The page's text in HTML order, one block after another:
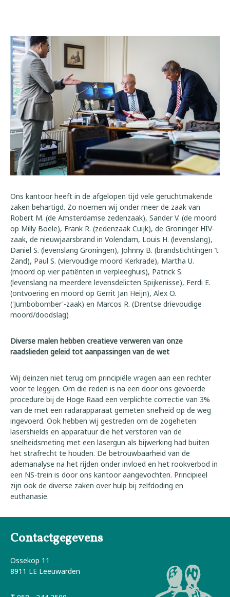
Ons kantoor heeft in de afgelopen tijd vele geruchtmakende
zaken behartigd. Zo noemen wij onder meer de zaak van
Robert M. (de Amsterdamse zedenzaak), Sander V. (de moord
op Milly Boele), Frank R. (zedenzaak Cuijk), de Groninger HIV-
zaak, de nieuwjaarsbrand in Volendam, Louis H. (levenslang),
Daniël S. (levenslang Groningen), Johnny B. (brandstichtingen ’t
Zand), Paul S. (viervoudige moord Kerkrade), Martha U.
(moord op vier patiënten in verpleeghuis), Patrick S.
(levenslang na meerdere levensdelicten Spijkenisse), Ferdi E.
(ontvoering en moord op Gerrit Jan Heijn), Alex O.
('Jumbobomber'-zaak) en Marcos R. (Drentse drievoudige
moord/doodslag)
Diverse malen hebben creatieve verweren van onze
raadslieden geleid tot aanpassingen van de wet
Wij deinzen niet terug om principiële vragen aan een rechter
voor te leggen. Om die reden is na een door ons gevoerde
procedure bij de Hoge Raad een verplichte correctie van 3%
van de met een radarapparaat gemeten snelheid op de weg
ingevoerd. Ook hebben wij gestreden om de zogeheten
lasershields en apparatuur die het verstoren van de
snelheidsmeting met een lasergun als bijwerking had buiten
het strafrecht te houden. De betrouwbaarheid van de
ademanalyse na het rijden onder invloed en het rookverbod in
een NS-trein is door ons kantoor aangevochten. Principieel
zijn ook de diverse zaken over hulp bij zelfdoding en
euthanasie.
Contactgegevens
Ossekop 11
8911 LE Leeuwarden